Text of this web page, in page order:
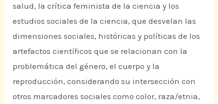
salud, la crítica feminista de la ciencia y los
estudios sociales de la ciencia, que desvelan las
dimensiones sociales, históricas y políticas de los
artefactos científicos que se relacionan con la
problemática del género, el cuerpo y la
reproducción, considerando su intersección con
otros marcadores sociales como color, raza/etnia,